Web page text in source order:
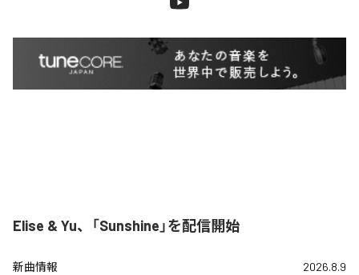
Elise & Yu、「Sunshine」を配信開始
新曲情報 2026.8.9